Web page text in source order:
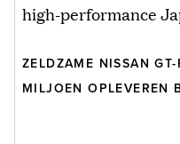
high-performance
ZELDZAME NISSAN
MILJOEN OPLEVEREN